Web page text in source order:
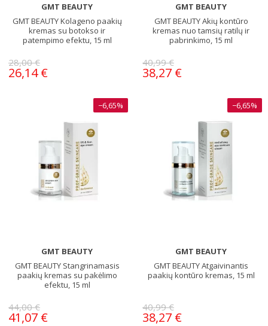
GMT BEAUTY
GMT BEAUTY Kolageno paakių
kremas su botokso ir
patempimo efektu, 15 ml
28,00 €
26,14 €
GMT BEAUTY
GMT BEAUTY Akių kontūro
kremas nuo tamsių ratilų ir
pabrinkimo, 15 ml
40,99 €
38,27 €
−6,65%
GMT BEAUTY
GMT BEAUTY Stangrinamasis
paakių kremas su pakėlimo
efektu, 15 ml
44,00 €
41,07 €
−6,65%
GMT BEAUTY
GMT BEAUTY Atgaivinantis
paakių kontūro kremas, 15 ml
40,99 €
38,27 €